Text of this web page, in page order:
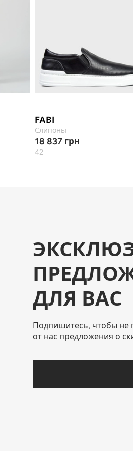
FABI
Слипоны
18 837 грн
42
ДЛЯ ВАС
Подпишитесь, чтобы не
от нас предложения о